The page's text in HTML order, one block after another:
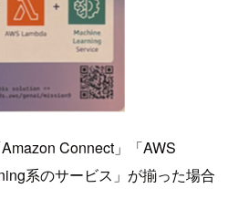
Connect」「AWS
系のサービス」が揃った場合